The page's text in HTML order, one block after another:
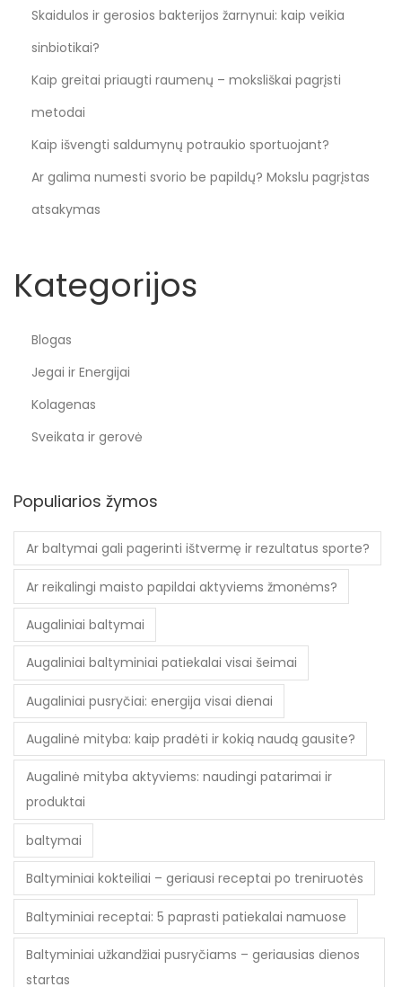
Skaidulos ir gerosios bakterijos žarnynui: kaip veikia
sinbiotikai?
Kaip greitai priaugti raumenų – moksliškai pagrįsti
metodai
Kaip išvengti saldumynų potraukio sportuojant?
Ar galima numesti svorio be papildų? Mokslu pagrįstas
atsakymas
Kategorijos
Blogas
Jegai ir Energijai
Kolagenas
Sveikata ir gerovė
Populiarios žymos
Ar baltymai gali pagerinti ištvermę ir rezultatus sporte?
Ar reikalingi maisto papildai aktyviems žmonėms?
Augaliniai baltymai
Augaliniai baltyminiai patiekalai visai šeimai
Augaliniai pusryčiai: energija visai dienai
Augalinė mityba: kaip pradėti ir kokią naudą gausite?
Augalinė mityba aktyviems: naudingi patarimai ir
produktai
baltymai
Baltyminiai kokteiliai – geriausi receptai po treniruotės
Baltyminiai receptai: 5 paprasti patiekalai namuose
Baltyminiai užkandžiai pusryčiams – geriausias dienos
startas